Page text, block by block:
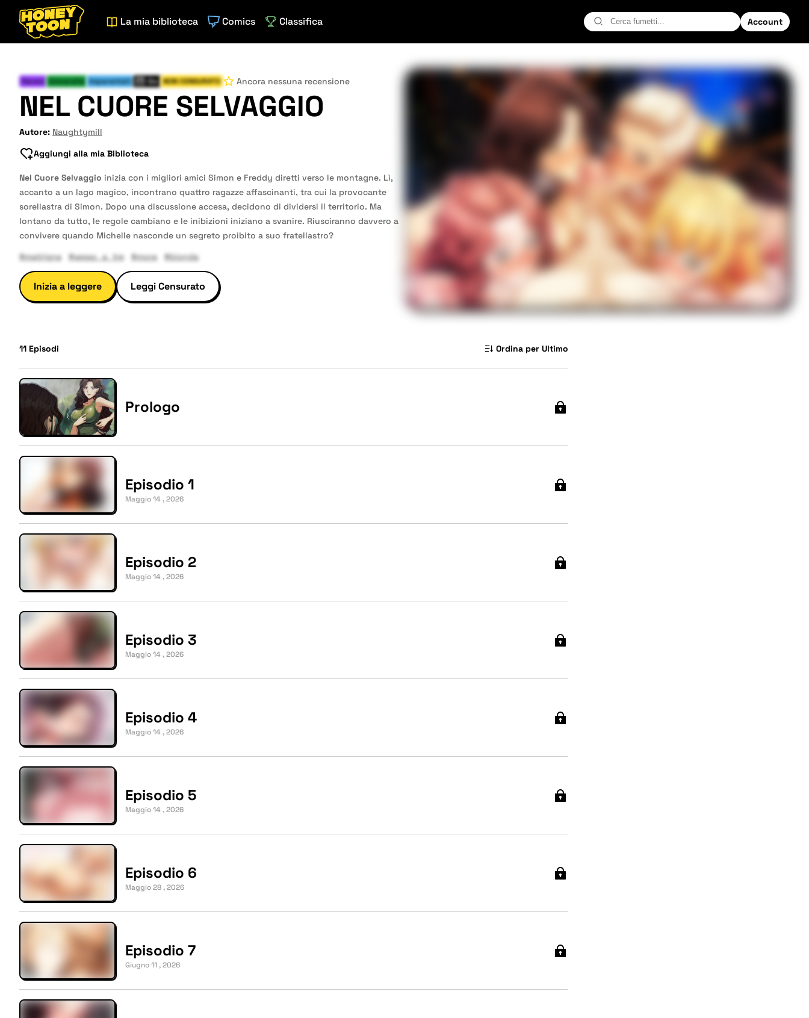
Account
La mia biblioteca Comics Classifica
Harem Università Imparentati Gio NON CENSURATO Ancora nessuna recensione
NEL CUORE SELVAGGIO
Autore: Naughtymill
Aggiungi alla mia Biblioteca
Nel Cuore Selvaggio inizia con i migliori amici Simon e Freddy diretti verso le montagne. Lì,
accanto a un lago magico, incontrano quattro ragazze affascinanti, tra cui la provocante
sorellastra di Simon. Dopo una discussione accesa, decidono di dividersi il territorio. Ma
lontano da tutto, le regole cambiano e le inibizioni iniziano a svanire. Riusciranno davvero a
convivere quando Michelle nasconde un segreto proibito a suo fratellastro?
#matrigna
#sesso_a_tre #mora #bionda
Inizia a leggere Leggi Censurato
11 Episodi Ordina per Ultimo
Prologo
Episodio 1
Maggio 14 , 2026
Episodio 2
Maggio 14 , 2026
Episodio 3
Maggio 14 , 2026
Episodio 4
Maggio 14 , 2026
Episodio 5
Maggio 14 , 2026
Episodio 6
Maggio 28 , 2026
Episodio 7
Giugno 11 , 2026